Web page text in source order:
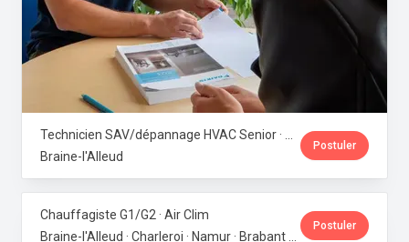
Braine-l'Alleud
Postuler
Chauffagiste G1/G2 · Air Clim
Postuler